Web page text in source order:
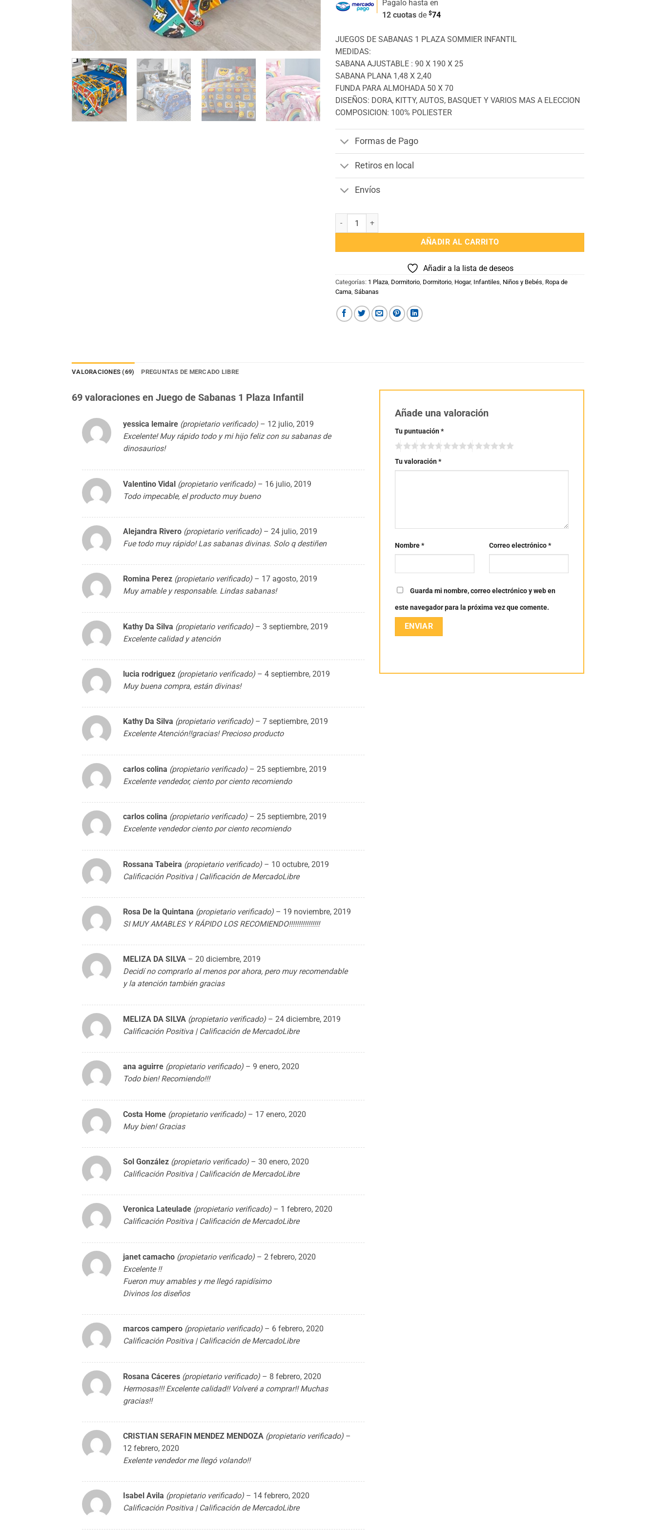
Pagalo hasta en
12 cuotas de $74
JUEGOS DE SABANAS 1 PLAZA SOMMIER INFANTIL
MEDIDAS:
SABANA AJUSTABLE : 90 X 190 X 25
SABANA PLANA 1,48 X 2,40
FUNDA PARA ALMOHADA 50 X 70
DISEÑOS: DORA, KITTY, AUTOS, BASQUET Y VARIOS MAS A ELECCION
COMPOSICION: 100% POLIESTER
Formas de Pago
Retiros en local
Envíos
Juego de Sabanas 1 Plaza Infantil cantidad
AÑADIR AL CARRITO
Añadir a la lista de deseos
Categorías: 1 Plaza, Dormitorio, Dormitorio, Hogar, Infantiles, Niños y Bebés, Ropa de
Cama, Sábanas
VALORACIONES (69) PREGUNTAS DE MERCADO LIBRE
69 valoraciones en Juego de Sabanas 1 Plaza Infantil
yessica lemaire (propietario verificado) – 12 julio, 2019
Excelente! Muy rápido todo y mi hijo feliz con su sabanas de
dinosaurios!
Valentino Vidal (propietario verificado) – 16 julio, 2019
Todo impecable, el producto muy bueno
Alejandra Rivero (propietario verificado) – 24 julio, 2019
Fue todo muy rápido! Las sabanas divinas. Solo q destiñen
Romina Perez (propietario verificado) – 17 agosto, 2019
Muy amable y responsable. Lindas sabanas!
Kathy Da Silva (propietario verificado) – 3 septiembre, 2019
Excelente calidad y atención
lucia rodriguez (propietario verificado) – 4 septiembre, 2019
Muy buena compra, están divinas!
Kathy Da Silva (propietario verificado) – 7 septiembre, 2019
Excelente Atención!!gracias! Precioso producto
carlos colina (propietario verificado) – 25 septiembre, 2019
Excelente vendedor, ciento por ciento recomiendo
carlos colina (propietario verificado) – 25 septiembre, 2019
Excelente vendedor ciento por ciento recomiendo
Rossana Tabeira (propietario verificado) – 10 octubre, 2019
Calificación Positiva | Calificación de MercadoLibre
Rosa De la Quintana (propietario verificado) – 19 noviembre, 2019
SI MUY AMABLES Y RÁPIDO LOS RECOMIENDO!!!!!!!!!!!!!!!!
MELIZA DA SILVA – 20 diciembre, 2019
Decidí no comprarlo al menos por ahora, pero muy recomendable
y la atención también gracias
MELIZA DA SILVA (propietario verificado) – 24 diciembre, 2019
Calificación Positiva | Calificación de MercadoLibre
ana aguirre (propietario verificado) – 9 enero, 2020
Todo bien! Recomiendo!!!
Costa Home (propietario verificado) – 17 enero, 2020
Muy bien! Gracias
Sol González (propietario verificado) – 30 enero, 2020
Calificación Positiva | Calificación de MercadoLibre
Veronica Lateulade (propietario verificado) – 1 febrero, 2020
Calificación Positiva | Calificación de MercadoLibre
janet camacho (propietario verificado) – 2 febrero, 2020
Excelente !!
Fueron muy amables y me llegó rapidísimo
Divinos los diseños
marcos campero (propietario verificado) – 6 febrero, 2020
Calificación Positiva | Calificación de MercadoLibre
Rosana Cáceres (propietario verificado) – 8 febrero, 2020
Hermosas!!! Excelente calidad!! Volveré a comprar!! Muchas
gracias!!
CRISTIAN SERAFIN MENDEZ MENDOZA (propietario verificado) –
12 febrero, 2020
Exelente vendedor me llegó volando!!
Isabel Avila (propietario verificado) – 14 febrero, 2020
Calificación Positiva | Calificación de MercadoLibre
Añade una valoración
Tu puntuación*
Tu valoración*
Nombre* Correo electrónico*
Guarda mi nombre, correo electrónico y web en
este navegador para la próxima vez que comente.